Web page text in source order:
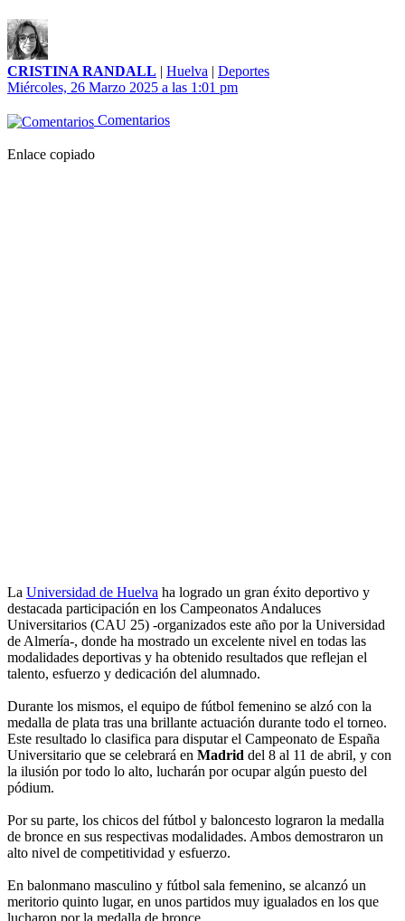
CRISTINA RANDALL | Huelva | Deportes
Miércoles, 26 Marzo 2025 a las 1:01 pm
Comentarios
Enlace copiado
La Universidad de Huelva ha logrado un gran éxito deportivo y
destacada participación en los Campeonatos Andaluces
Universitarios (CAU 25) -organizados este año por la Universidad
de Almería-, donde ha mostrado un excelente nivel en todas las
modalidades deportivas y ha obtenido resultados que reflejan el
talento, esfuerzo y dedicación del alumnado.
Durante los mismos, el equipo de fútbol femenino se alzó con la
medalla de plata tras una brillante actuación durante todo el torneo.
Este resultado lo clasifica para disputar el Campeonato de España
Universitario que se celebrará en Madrid del 8 al 11 de abril, y con
la ilusión por todo lo alto, lucharán por ocupar algún puesto del
pódium.
Por su parte, los chicos del fútbol y baloncesto lograron la medalla
de bronce en sus respectivas modalidades. Ambos demostraron un
alto nivel de competitividad y esfuerzo.
En balonmano masculino y fútbol sala femenino, se alcanzó un
meritorio quinto lugar, en unos partidos muy igualados en los que
lucharon por la medalla de bronce.